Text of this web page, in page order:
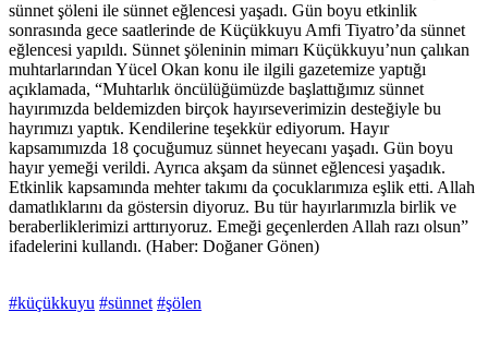
sünnet şöleni ile sünnet eğlencesi yaşadı. Gün boyu etkinlik
sonrasında gece saatlerinde de Küçükkuyu Amfi Tiyatro’da sünnet
eğlencesi yapıldı. Sünnet şöleninin mimarı Küçükkuyu’nun çalıkan
muhtarlarından Yücel Okan konu ile ilgili gazetemize yaptığı
açıklamada, “Muhtarlık öncülüğümüzde başlattığımız sünnet
hayırımızda beldemizden birçok hayırseverimizin desteğiyle bu
hayrımızı yaptık. Kendilerine teşekkür ediyorum. Hayır
kapsamımızda 18 çocuğumuz sünnet heyecanı yaşadı. Gün boyu
hayır yemeği verildi. Ayrıca akşam da sünnet eğlencesi yaşadık.
Etkinlik kapsamında mehter takımı da çocuklarımıza eşlik etti. Allah
damatlıklarını da göstersin diyoruz. Bu tür hayırlarımızla birlik ve
beraberliklerimizi arttırıyoruz. Emeği geçenlerden Allah razı olsun”
ifadelerini kullandı. (Haber: Doğaner Gönen)
#küçükkuyu #sünnet #şölen